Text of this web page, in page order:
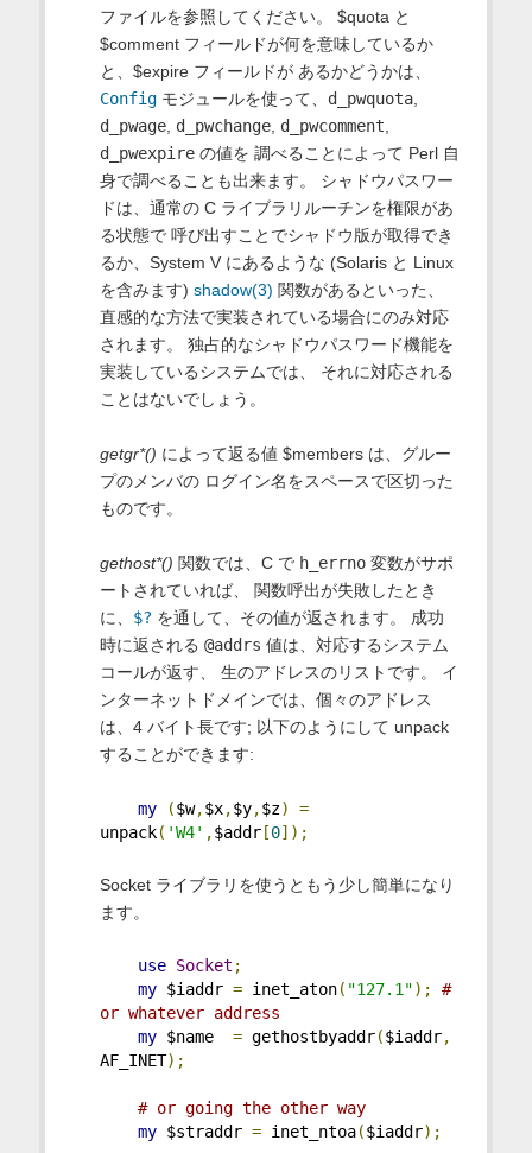
ファイルを参照してください。 $quota と
$comment フィールドが何を意味しているか
と、$expire フィールドが あるかどうかは、
Configモジュールを使って、 d_pwquota,
d_pwage, d_pwchange, d_pwcomment,
d_pwexpireの値を 調べることによって Perl 自
身で調べることも出来ます。 シャドウパスワー
ドは、通常の C ライブラリルーチンを権限があ
る状態で 呼び出すことでシャドウ版が取得でき
るか、System V にあるような (Solaris と Linux
を含みます) shadow(3) 関数があるといった、
直感的な方法で実装されている場合にのみ対応
されます。 独占的なシャドウパスワード機能を
実装しているシステムでは、 それに対応される
ことはないでしょう。
getgr*() によって返る値 $members は、グルー
プのメンバの ログイン名をスペースで区切った
ものです。
gethost*() 関数では、C で h_errno変数がサポ
ートされていれば、 関数呼出が失敗したとき
に、 $? を通して、その値が返されます。 成功
時に返される @addrs 値は、対応するシステム
コールが返す、 生のアドレスのリストです。 イ
ンターネットドメインでは、個々のアドレス
は、4 バイト長です; 以下のようにして unpack
することができます:
my ($w,$x,$y,$z)
=
unpack( 'W4' ,$addr[0]);
Socket ライブラリを使うともう少し簡単になり
ます。
use Socket ;
my $iaddr = inet_aton( "127.1");
#
or whatever address
my $name = gethostbyaddr($iaddr,
AF_INET);
# or going the other way
my $straddr = inet_ntoa($iaddr);